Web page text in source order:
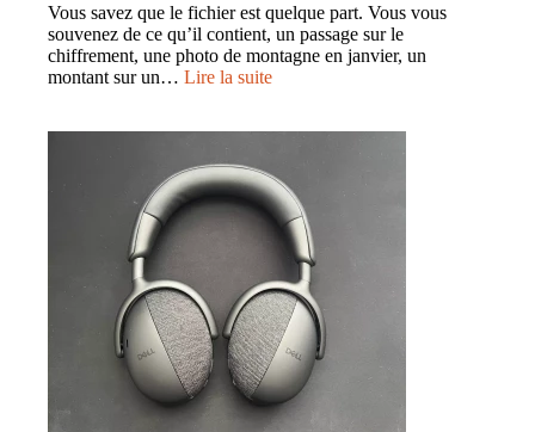
Vous savez que le fichier est quelque part. Vous vous
souvenez de ce qu’il contient, un passage sur le
chiffrement, une photo de montagne en janvier, un
montant sur un… Lire la suite:
notre
test
complet
recherche
locale
par
IA